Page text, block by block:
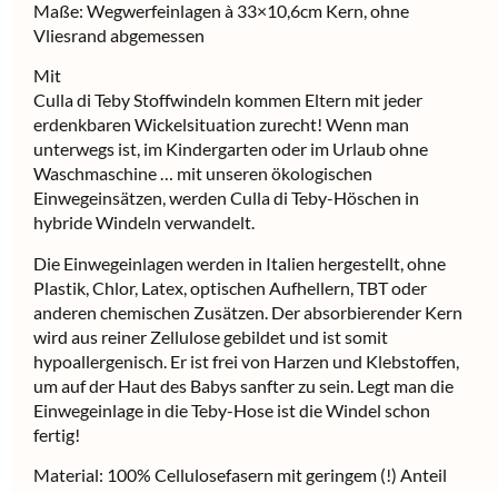
Maße: Wegwerfeinlagen à 33×10,6cm Kern, ohne
Vliesrand abgemessen
Mit
Culla di Teby Stoffwindeln kommen Eltern mit jeder
erdenkbaren Wickelsituation zurecht! Wenn man
unterwegs ist, im Kindergarten oder im Urlaub ohne
Waschmaschine … mit unseren ökologischen
Einwegeinsätzen, werden Culla di Teby-Höschen in
hybride Windeln verwandelt.
Die Einwegeinlagen werden in Italien hergestellt, ohne
Plastik, Chlor, Latex, optischen Aufhellern, TBT oder
anderen chemischen Zusätzen. Der absorbierender Kern
wird aus reiner Zellulose gebildet und ist somit
hypoallergenisch. Er ist frei von Harzen und Klebstoffen,
um auf der Haut des Babys sanfter zu sein. Legt man die
Einwegeinlage in die Teby-Hose ist die Windel schon
fertig!
Material: 100% Cellulosefasern mit geringem (!) Anteil